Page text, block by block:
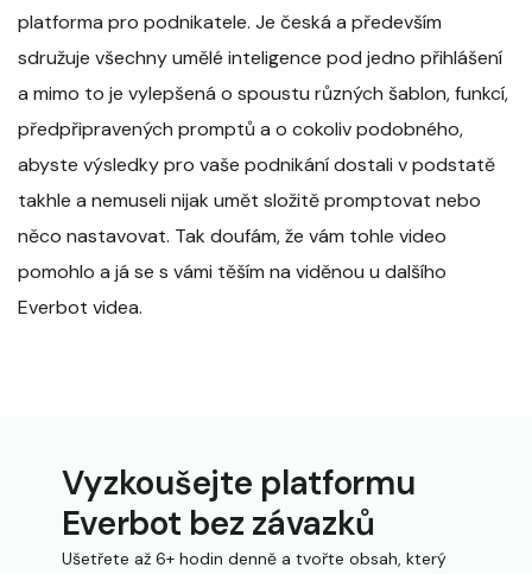
platforma pro podnikatele. Je česká a především
sdružuje všechny umělé inteligence pod jedno přihlášení
a mimo to je vylepšená o spoustu různých šablon, funkcí,
předpřipravených promptů a o cokoliv podobného,
abyste výsledky pro vaše podnikání dostali v podstatě
takhle a nemuseli nijak umět složitě promptovat nebo
něco nastavovat. Tak doufám, že vám tohle video
pomohlo a já se s vámi těším na viděnou u dalšího
Everbot videa.
Vyzkoušejte platformu
Everbot bez závazků
Ušetřete až 6+ hodin denně a tvořte obsah, který